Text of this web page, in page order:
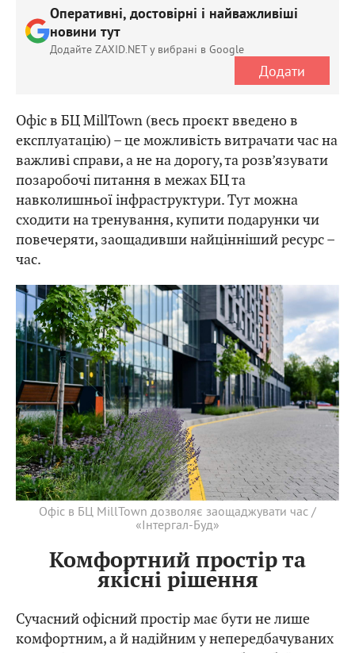
Оперативні, достовірні і найважливіші
новини тут
Додайте ZAXID.NET у вибрані в Google
Додати
Офіс в БЦ MillTown (весь проєкт введено в
експлуатацію) – це можливість витрачати час на
важливі справи, а не на дорогу, та розв’язувати
позаробочі питання в межах БЦ та
навколишньої інфраструктури. Тут можна
сходити на тренування, купити подарунки чи
повечеряти, заощадивши найцінніший ресурс –
час.
Офіс в БЦ MillTown дозволяє заощаджувати час /
«Інтергал-Буд»
Комфортний простір та
якісні рішення
Сучасний офісний простір має бути не лише
комфортним, а й надійним у непередбачуваних